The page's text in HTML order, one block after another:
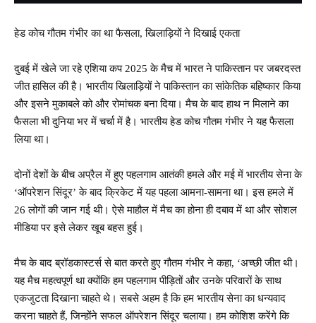
हेड कोच गौतम गंभीर का था फैसला, खिलाड़ियों ने दिखाई एकता
दुबई में खेले जा रहे एशिया कप 2025 के मैच में भारत ने पाकिस्तान पर जबरदस्त
जीत हासिल की है। भारतीय खिलाड़ियों ने पाकिस्तान का सांकेतिक बहिष्कार किया
और इसने मुकाबले को और रोमांचक बना दिया। मैच के बाद हाथ न मिलाने का
फैसला भी दुनिया भर में चर्चा में है। भारतीय हेड कोच गौतम गंभीर ने यह फैसला
लिया था।
दोनों देशों के बीच अप्रैल में हुए पहलगाम आतंकी हमले और मई में भारतीय सेना के
‘ऑपरेशन सिंदूर’ के बाद क्रिकेट में यह पहला आमना-सामना था। इस हमले में
26 लोगों की जान गई थी। ऐसे माहौल में मैच का होना ही दबाव में था और सोशल
मीडिया पर इसे लेकर खूब बहस हुई।
मैच के बाद ब्रॉडकास्टर्स से बात करते हुए गौतम गंभीर ने कहा, ‘अच्छी जीत थी।
यह मैच महत्वपूर्ण था क्योंकि हम पहलगाम पीड़ितों और उनके परिवारों के साथ
एकजुटता दिखाना चाहते थे। सबसे अहम है कि हम भारतीय सेना का धन्यवाद
करना चाहते हैं, जिन्होंने सफल ऑपरेशन सिंदूर चलाया। हम कोशिश करेंगे कि